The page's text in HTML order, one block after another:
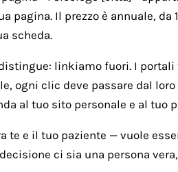
pagina. Il prezzo è annuale,
scheda.
linkiamo fuori. I
ogni clic deve passare dal
al tuo sito personale e al
te e il tuo paziente — vuole
ci sia una persona